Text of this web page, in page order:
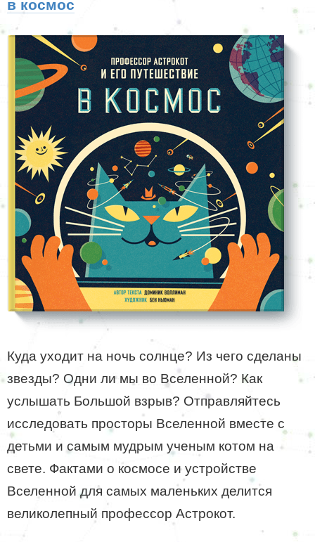
в космос
Куда уходит на ночь солнце? Из чего сделаны
звезды? Одни ли мы во Вселенной? Как
услышать Большой взрыв? Отправляйтесь
исследовать просторы Вселенной вместе с
детьми и самым мудрым ученым котом на
свете. Фактами о космосе и устройстве
Вселенной для самых маленьких делится
великолепный профессор Астрокот.